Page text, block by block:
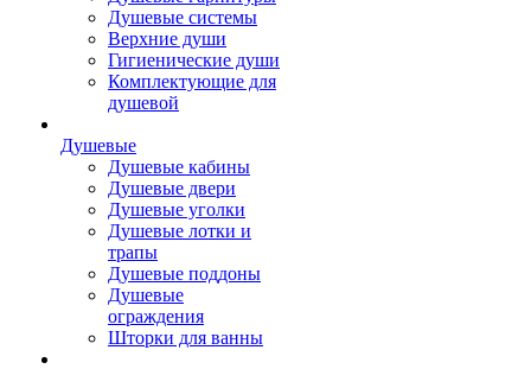
Душевые системы
Верхние души
Гигиенические души
Комплектующие для
душевой
Душевые
Душевые кабины
Душевые двери
Душевые уголки
Душевые лотки и
трапы
Душевые поддоны
Душевые
ограждения
Шторки для ванны